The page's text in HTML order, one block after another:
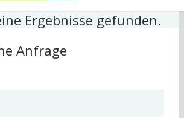
Ergebnisse gefunden.
Anfrage